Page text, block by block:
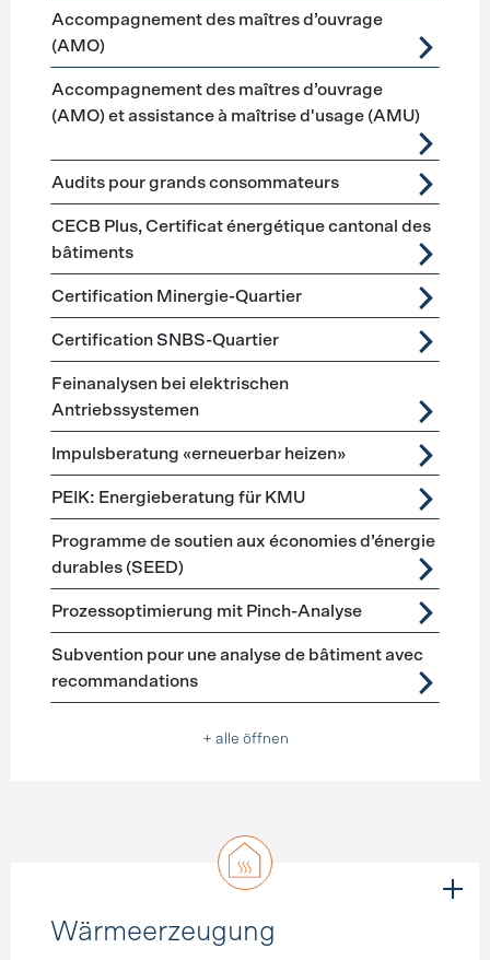
Förderprogramme Beratung
Accompagnement des maîtres d’ouvrage
(AMO)
Accompagnement des maîtres d’ouvrage
(AMO) et assistance à maîtrise d'usage (AMU)
Audits pour grands consommateurs
CECB Plus, Certificat énergétique cantonal des
bâtiments
Certification Minergie-Quartier
Certification SNBS-Quartier
Feinanalysen bei elektrischen
Antriebssystemen
Impulsberatung «erneuerbar heizen»
PEIK: Energieberatung für KMU
Programme de soutien aux économies d’énergie
durables (SEED)
Prozessoptimierung mit Pinch-Analyse
Subvention pour une analyse de bâtiment avec
recommandations
+ alle öffnen
Wärmeerzeugung